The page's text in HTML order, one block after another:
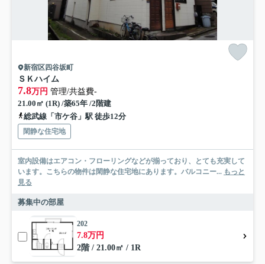
新宿区四谷坂町
ＳＫハイム
7.8万円 管理/共益費-
21.00㎡ (1R) /築65年 /2階建
総武線「市ケ谷」駅 徒歩12分
閑静な住宅地
室内設備はエアコン・フローリングなどが揃っており、とても充実して
います。こちらの物件は閑静な住宅地にあります。バルコニー... もっと
見る
募集中の部屋
202
7.8万円
2階 / 21.00㎡ / 1R